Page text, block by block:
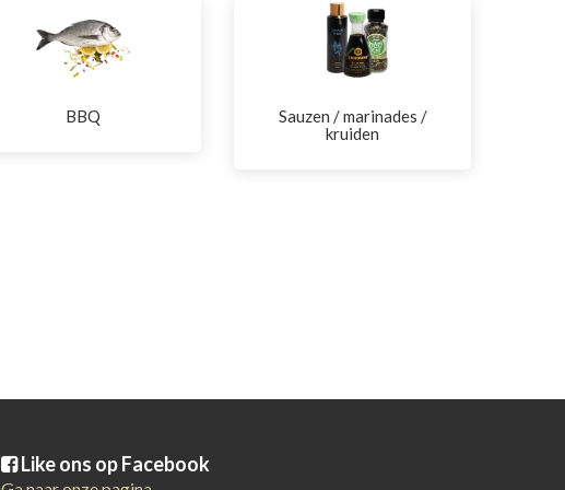
BBQ
Sauzen / marinades /
kruiden
Like ons op Facebook